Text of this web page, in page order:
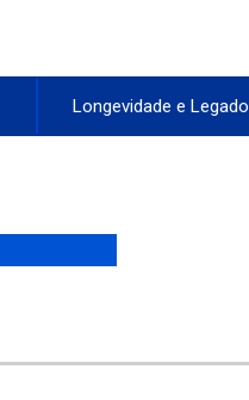
Longevidade e Legado